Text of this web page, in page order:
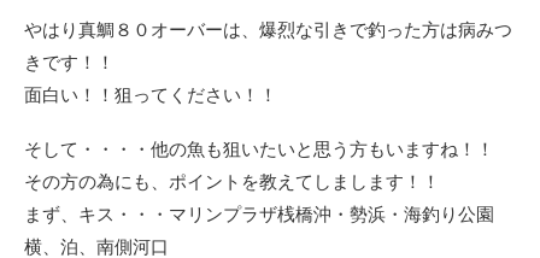
やはり真鯛８０オーバーは、爆烈な引きで釣った方は病みつ
きです！！
面白い！！狙ってください！！
そして・・・・他の魚も狙いたいと思う方もいますね！！
その方の為にも、ポイントを教えてしまします！！
まず、キス・・・マリンプラザ桟橋沖・勢浜・海釣り公園
横、泊、南側河口